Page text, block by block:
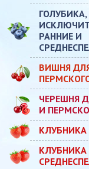
ГОЛУБИКА,
РАННИЕ И
ВИШНЯ
ЧЕРЕШНЯ
И
КЛУБНИКА
КЛУБНИКА